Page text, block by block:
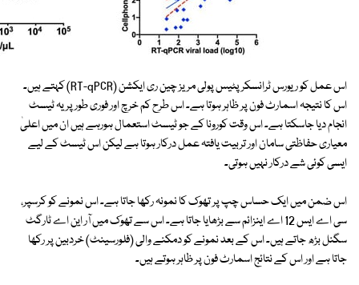
اس عمل کو ریورس ٹرانسکرپٹیس پولی مریز چین ری ایکشن (RT-qPCR) کہتے ہیں۔
اس کا نتیجہ اسمارٹ فون پر ظاہر ہوتا ہے۔ اس طرح کم خرچ اور فوری طور پر یہ ٹیسٹ
انجام دیا جاسکتا ہے۔ اس وقت کورونا کے جو ٹیسٹ استعمال ہورہے ہیں ان میں اعلیٰ
معیاری حفاظتی سامان اور تربیت یافتہ عمل درکار ہوتا ہے لیکن اس ٹیسٹ کے لیے
ایسی کوئی شے درکار نہیں ہوتی۔
اس ضمن میں ایک حساس چپ پر تھوک کا نمونہ رکھا جاتا ہے۔ اس نمونے کو کرسپر،
سی اے ایس 12 اے اینزائم سے بڑھایا جاتا ہے۔ اس سے تھوک میں آر این اے ٹارگٹ
سگنل بڑھ جاتے ہیں۔ اس کے بعد نمونے کو دمکنے والی (فلورسینٹ) خردبین پر رکھا
جاتا ہے اور اس کے نتائج اسمارٹ فون پر ظاہر ہوتے ہیں۔